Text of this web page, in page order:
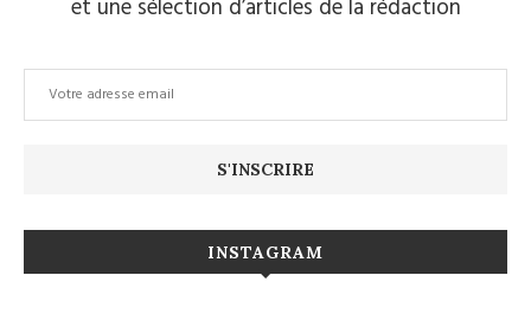
et une sélection d’articles de la rédaction
INSTAGRAM